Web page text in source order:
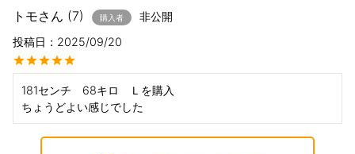
トモ 7 購入者
非公開
投稿日
2025/09/20
181センチ　68キロ　Ｌを購入
ちょうどよい感じでした